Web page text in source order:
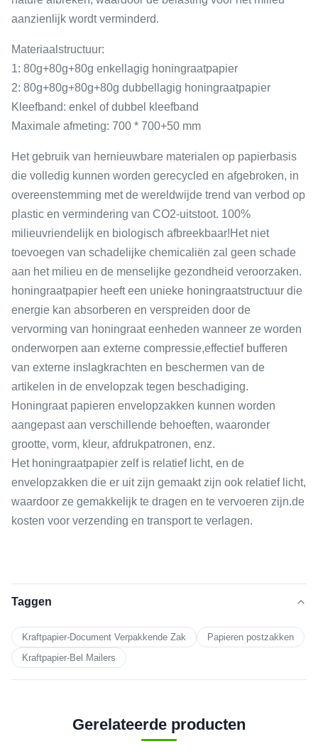
aanzienlijk wordt verminderd.
Materiaalstructuur:
1: 80g+80g+80g enkellagig honingraatpapier
2: 80g+80g+80g+80g dubbellagig honingraatpapier
Kleefband: enkel of dubbel kleefband
Maximale afmeting: 700 * 700+50 mm
Het gebruik van hernieuwbare materialen op papierbasis
die volledig kunnen worden gerecycled en afgebroken, in
overeenstemming met de wereldwijde trend van verbod op
plastic en vermindering van CO2-uitstoot. 100%
milieuvriendelijk en biologisch afbreekbaar!Het niet
toevoegen van schadelijke chemicaliën zal geen schade
aan het milieu en de menselijke gezondheid veroorzaken.
honingraatpapier heeft een unieke honingraatstructuur die
energie kan absorberen en verspreiden door de
vervorming van honingraat eenheden wanneer ze worden
onderworpen aan externe compressie,effectief bufferen
van externe inslagkrachten en beschermen van de
artikelen in de envelopzak tegen beschadiging.
Honingraat papieren envelopzakken kunnen worden
aangepast aan verschillende behoeften, waaronder
grootte, vorm, kleur, afdrukpatronen, enz.
Het honingraatpapier zelf is relatief licht, en de
envelopzakken die er uit zijn gemaakt zijn ook relatief licht,
waardoor ze gemakkelijk te dragen en te vervoeren zijn.de
kosten voor verzending en transport te verlagen.
Taggen
Kraftpapier-Document Verpakkende Zak
Papieren postzakken
Kraftpapier-Bel Mailers
Gerelateerde producten